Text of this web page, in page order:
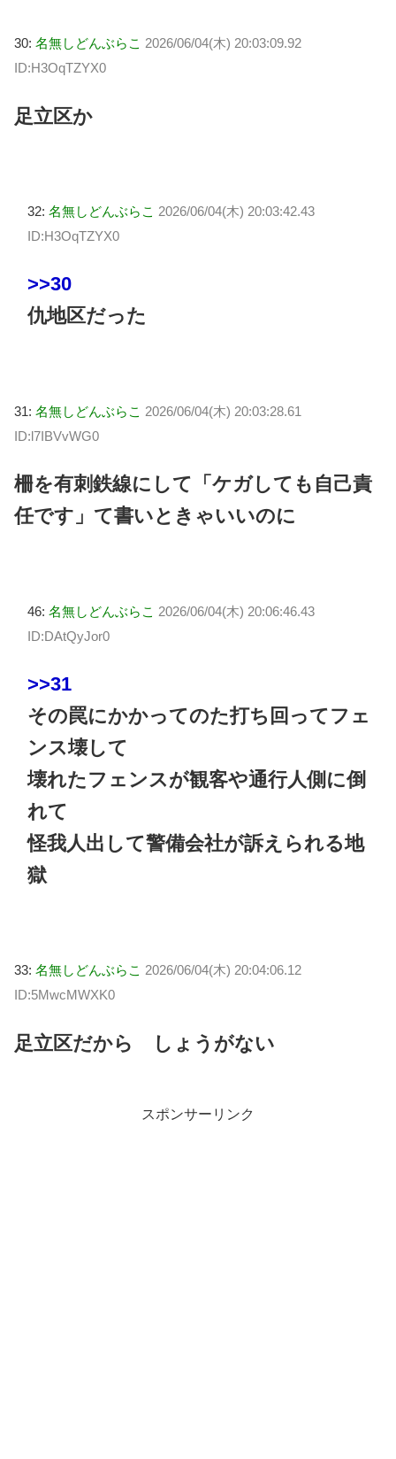
30: 名無しどんぶらこ 2026/06/04(木) 20:03:09.92
ID:H3OqTZYX0
足立区か
32: 名無しどんぶらこ 2026/06/04(木) 20:03:42.43
ID:H3OqTZYX0
>>30
仇地区だった
31: 名無しどんぶらこ 2026/06/04(木) 20:03:28.61
ID:l7IBVvWG0
柵を有刺鉄線にして「ケガしても自己責
任です」て書いときゃいいのに
46: 名無しどんぶらこ 2026/06/04(木) 20:06:46.43
ID:DAtQyJor0
>>31
その罠にかかってのた打ち回ってフェ
ンス壊して
壊れたフェンスが観客や通行人側に倒
れて
怪我人出して警備会社が訴えられる地
獄
33: 名無しどんぶらこ 2026/06/04(木) 20:04:06.12
ID:5MwcMWXK0
足立区だから しょうがない
スポンサーリンク